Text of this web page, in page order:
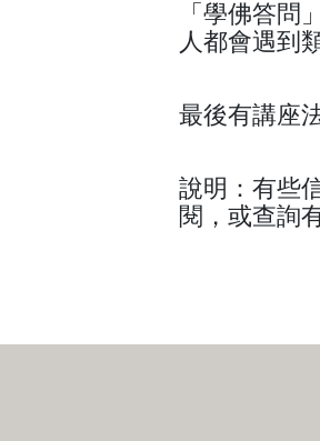
「學佛答
人都會遇到
最後有講座
說明：有些
閱，或查詢